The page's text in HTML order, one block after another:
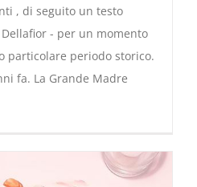
, di seguito un testo
- per un momento
particolare periodo storico.
fa. La Grande Madre